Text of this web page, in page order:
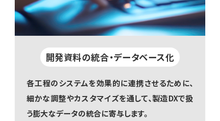
開発資料の統合・データベース化
各工程のシステムを効果的に連携させるために、
細かな調整やカスタマイズを通して、製造DXで扱
う膨大なデータの統合に寄与します。